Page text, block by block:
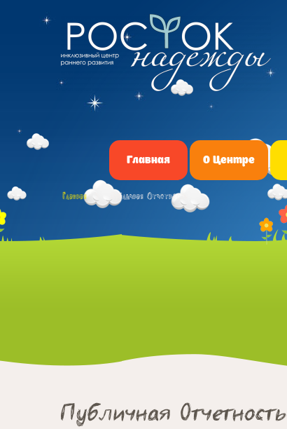
Главная О Центре
Главная Публичная Отчетность
Публичная Отчетность